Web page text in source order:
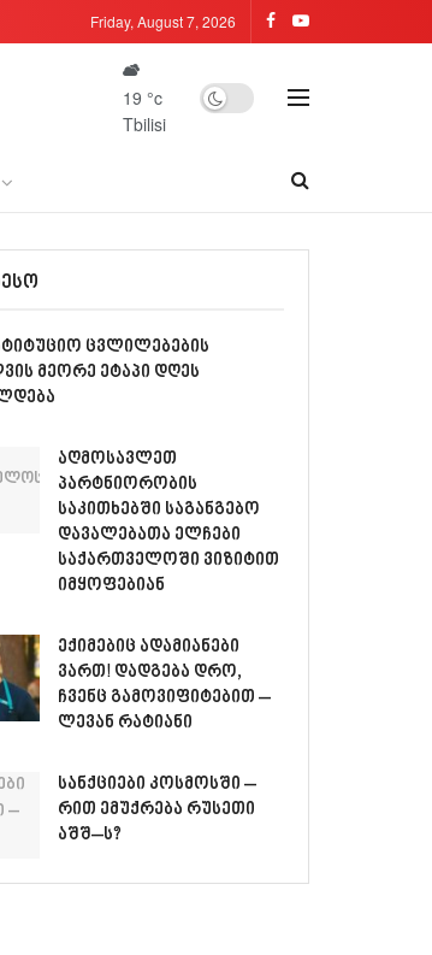
Friday, August 7, 2026
19 °c
Tbilisi
ცვლილებების
მეორე ეტაპი დღეს
აღმოსავლეთ
პარტნიორობის
საკითხებში საგანგებო
დავალებათა ელჩები
საქართველოში ვიზიტით
იმყოფებიან
ექიმებიც ადამიანები
ვართ! დადგება დრო,
ჩვენც გამოვიფიტებით –
ლევან რატიანი
სანქციები კოსმოსში –
რით ემუქრება რუსეთი
აშშ–ს?